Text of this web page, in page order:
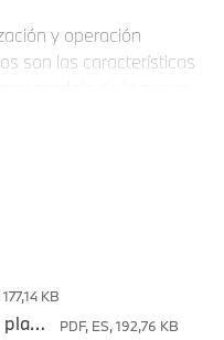
y operación
son las características
típico de BMW a un
Klasse BMW. “Con el
del tipo de tren motriz,
KB
La tecnología de vanguardia se encuentra con el placer de conducir puro: pruebas de prototipos del totalmente nuevo BMW iX3 PDF, ES, 192,76 KB